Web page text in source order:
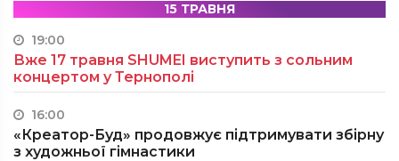
15 ТРАВНЯ
19:00
Вже 17 травня SHUMEI виступить з сольним
концертом у Тернополі
16:00
«Креатор-Буд» продовжує підтримувати збірну
з художньої гімнастики